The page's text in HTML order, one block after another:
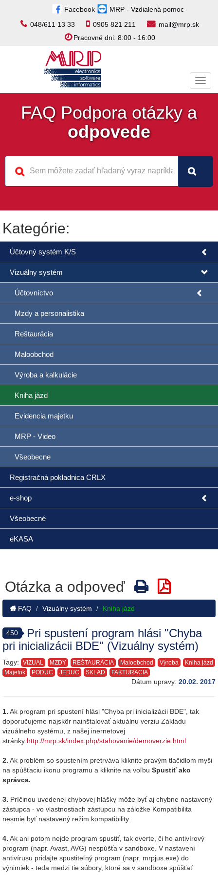
Facebook
MRP - Vzdialená pomoc
048/611 13 33
0905 821 211
mail@mrp.sk
Pracovné dni: 8:00 - 16:00
FAQ Podpora otázky a
odpovede
Kategórie:
Účtovný systém K/S
Vizuálny systém
Účtovníctvo
Mzdy a personalistika
Reštaurácia
Maloobchod
Výroba a kalkulácie
Kniha jázd
Evidencia majetku
MRP - Video
Všeobecne
Registračná pokladnica CRLX
e-shop
Všeobecné
eKASA
Otázka a odpoveď
FAQ Vizuálny systém Kniha jázd
450
Pri spustení program hlási "Chyba
pri inicializácii BDE" (Vizuálny systém)
Tagy: VIZUAL MZDY REŠTAURÁCIA Maloobchod Výroba
Kniha jázd
Majetok
PODUC JEDUC SKLAD FAKTURACIA
Dátum upravy: 20.02. 2017
1. Ak program pri spustení hlási "Chyba pri inicializácii BDE", tak
doporučujeme najskôr nainštalovať aktuálnu verziu Základu
vizuálneho systému, z našej inernetovej
stránky:http://mrp.sk/index.php/stahovanie/demoverzie.html
2. Ak problém so spustením pretrváva kliknite pravým tlačidlom myši
na spúšťaciu ikonu programu a kliknite na voľbu Spustiť ako
správca.
3. Príčinou uvedenej chybovej hlášky môže byť aj chybne nastavený
zástupca - vo vlastnostiach zástupcu na záložke Kompatibilita
nesmie byť nastavený režim kompatibility.
4. Ak ani potom nejde program spustiť, tak overte, či ho antivírový
program (napr. Avast, AVG) nespúšťa v sandboxe. V nastavení
antivírusu pridajte spustiteľný program (napr. mrpjus.exe) do
výnimiek - teda medzi tie súbory, ktoré sa v sandboxe spúšťať